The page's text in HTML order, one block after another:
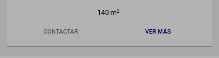
140 m2
CONTACTAR VER MÁS